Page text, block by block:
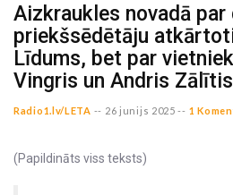
Aizkraukles novadā par
priekšsēdētāju
Līdums, bet par
Vingris un Andris
Radio1.lv/LETA -- 26 junijs 2025 -- 1
(Papildināts viss teksts)